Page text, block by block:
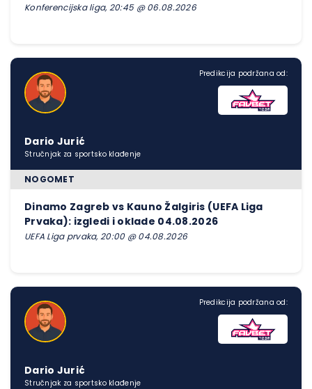
Konferencijska liga, 20:45 @ 06.08.2026
Predikcija podržana od:
Dario Jurić
Stručnjak za sportsko klađenje
NOGOMET
Dinamo Zagreb vs Kauno Žalgiris (UEFA Liga
Prvaka): izgledi i oklade 04.08.2026
UEFA Liga prvaka, 20:00 @ 04.08.2026
Predikcija podržana od:
Dario Jurić
Stručnjak za sportsko klađenje